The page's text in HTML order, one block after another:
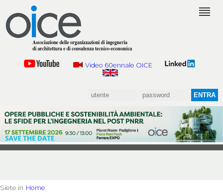
Video 60ennale OICE
Siete in Home